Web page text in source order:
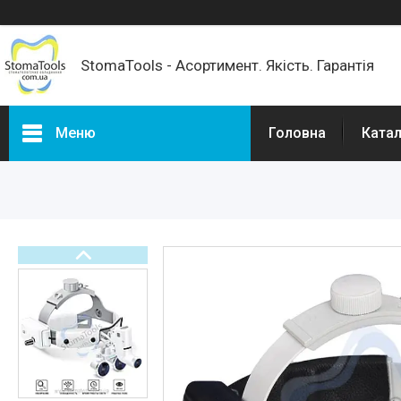
StomaTools - Асортимент. Якість. Гарантія
Меню
Про нас
Відгуки наших покупців
Корисні статті
Популярні запитання
Головна